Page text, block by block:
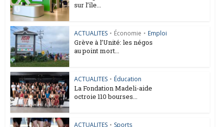
sur l’île...
ACTUALITES • Économie • Emploi
Grève à l’Unité: les négos
au point mort...
ACTUALITES • Éducation
La Fondation Madeli-aide
octroie 110 bourses...
ACTUALITES • Sports